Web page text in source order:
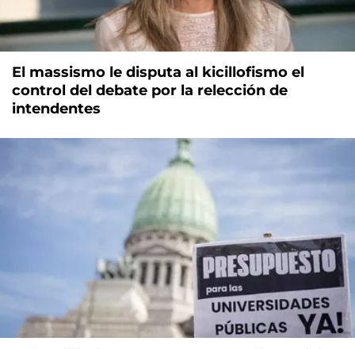
El massismo le disputa al kicillofismo el
control del debate por la relección de
intendentes